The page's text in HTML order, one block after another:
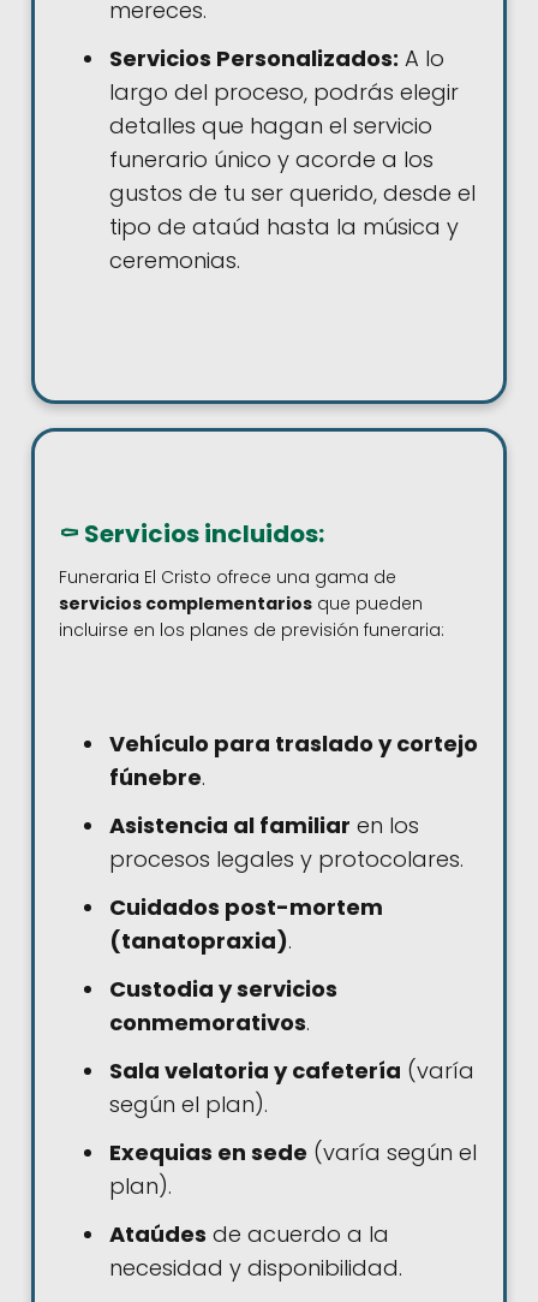
mereces.
Servicios Personalizados: A lo
largo del proceso, podrás elegir
detalles que hagan el servicio
funerario único y acorde a los
gustos de tu ser querido, desde el
tipo de ataúd hasta la música y
ceremonias.
⚰️ Servicios incluidos:
Funeraria El Cristo ofrece una gama de
servicios complementarios que pueden
incluirse en los planes de previsión funeraria:
Vehículo para traslado y cortejo
fúnebre.
Asistencia al familiar en los
procesos legales y protocolares.
Cuidados post-mortem
(tanatopraxia).
Custodia y servicios
conmemorativos.
Sala velatoria y cafetería (varía
según el plan).
Exequias en sede (varía según el
plan).
Ataúdes de acuerdo a la
necesidad y disponibilidad.